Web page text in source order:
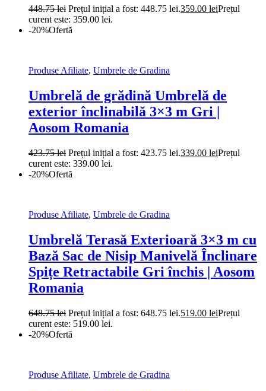
448.75lei Prețul inițial a fost: 448.75 lei.359.00 leiPrețul
curent este: 359.00 lei.
-20%Ofertă
Produse Afiliate, Umbrele de Gradina
Umbrelă de grădină Umbrelă de
exterior înclinabilă 3×3 m Gri |
Aosom Romania
423.75lei Prețul inițial a fost: 423.75 lei.339.00 leiPrețul
curent este: 339.00 lei.
-20%Ofertă
Produse Afiliate, Umbrele de Gradina
Umbrelă Terasă Exterioară 3×3 m cu
Bază Sac de Nisip Manivelă Înclinare
Spițe Retractabile Gri închis | Aosom
Romania
648.75lei Prețul inițial a fost: 648.75 lei.519.00 leiPrețul
curent este: 519.00 lei.
-20%Ofertă
Produse Afiliate, Umbrele de Gradina